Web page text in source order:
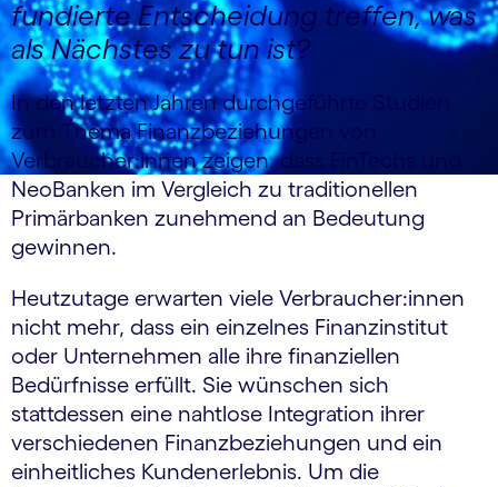
fundierte Entscheidung treffen, was
als Nächstes zu tun ist?
In den letzten Jahren durchgeführte Studien
zum Thema Finanzbeziehungen von
Verbraucher:innen zeigen, dass FinTechs und
NeoBanken im Vergleich zu traditionellen
Primärbanken zunehmend an Bedeutung
gewinnen.
Heutzutage erwarten viele Verbraucher:innen
nicht mehr, dass ein einzelnes Finanzinstitut
oder Unternehmen alle ihre finanziellen
Bedürfnisse erfüllt. Sie wünschen sich
stattdessen eine nahtlose Integration ihrer
verschiedenen Finanzbeziehungen und ein
einheitliches Kundenerlebnis. Um die